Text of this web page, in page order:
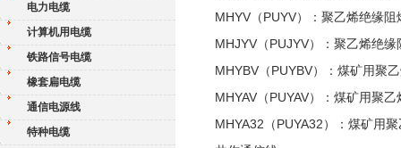
电力电缆
计算机用电缆
铁路信号电缆
橡套扁电缆
通信电源线
特种电缆
MHYV（PUYV）：聚乙烯绝缘
MHJYV（PUJYV）：聚乙烯绝
MHYBV（PUYBV）：煤矿用聚
MHYAV（PUYAV）：煤矿用聚
MHYA32（PUYA32）：煤矿用